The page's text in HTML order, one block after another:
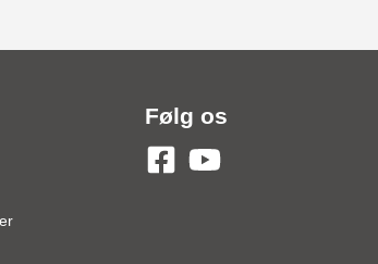
Følg os